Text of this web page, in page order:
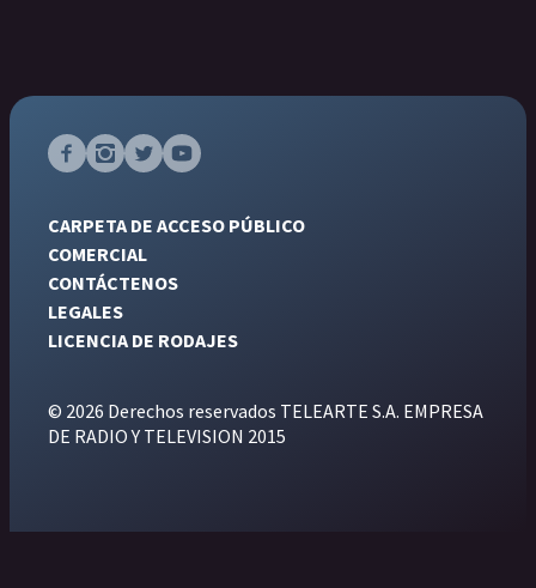
CARPETA DE ACCESO PÚBLICO
COMERCIAL
CONTÁCTENOS
LEGALES
LICENCIA DE RODAJES
© 2026 Derechos reservados TELEARTE S.A. EMPRESA
DE RADIO Y TELEVISION 2015